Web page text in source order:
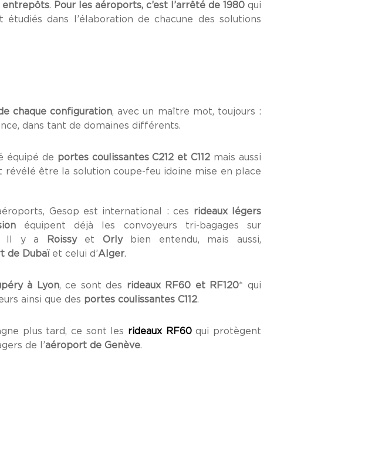
entrepôts. Pour les aéroports, c’est l’arrêté de 1980 qui
dans l’élaboration de chacune des solutions
chaque configuration, avec un maître mot, toujours :
dans tant de domaines différents.
équipé de portes coulissantes C212 et C112 mais aussi
révélé être la solution coupe-feu idoine mise en place
Gesop est international : ces
rideaux légers
équipent déjà les convoyeurs tri-bagages sur
Il y a
Roissyet Orlybien entendu, mais aussi,
de Dubaï et celui d’Alger.
à Lyon, ce sont des rideaux RF60 et RF120* qui
ainsi que des portes coulissantes C112.
plus tard, ce sont les rideaux RF60qui protègent
de l’aéroport de Genève.